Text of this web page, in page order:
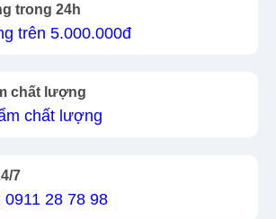
trong 24h
trên 5.000.000đ
chất lượng
chất lượng
7
0911 28 78 98